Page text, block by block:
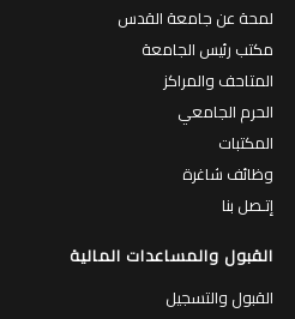
لمحة عن جامعة القدس
مكتب رئيس الجامعة
المتاحف والمراكز
الحرم الجامعي
المكتبات
وظائف شاغرة
إتـصل بنا
القبول والمساعدات المالية
القبول والتسجيل